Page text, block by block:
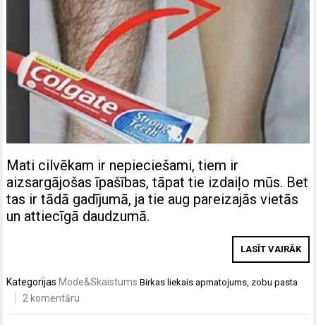
Mati cilvēkam ir nepieciešami, tiem ir
aizsargājošas īpašības, tāpat tie izdaiļo mūs. Bet
tas ir tādā gadījumā, ja tie aug pareizajās vietās
un attiecīgā daudzumā.
LASĪT VAIRĀK
Kategorijas Mode&Skaistums Birkas liekais apmatojums, zobu pasta
2 komentāru